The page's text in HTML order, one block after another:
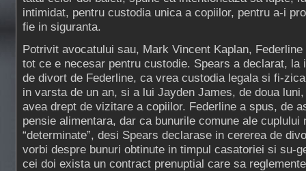
intimidat, pentru custodia unica a copiilor, pentru a-i
fie in siguranta.
Potrivit avocatului sau, Mark Vincent Kaplan,
tot ce e necesar pentru custodie. Spears a declarat, la
de divort de Federline, ca vrea custodia legala si fi-
in varsta de un an, si a lui Jayden James, de doua
avea drept de vizitare a copiilor. Federline a spus, de
pensie alimentara, dar ca bunurile comune ale cuplului
“determinate”, desi Spears declarase in cererea de
vorbi despre bunuri obtinute in timpul casatoriei si su-
cei doi exista un contract prenuptial care sa